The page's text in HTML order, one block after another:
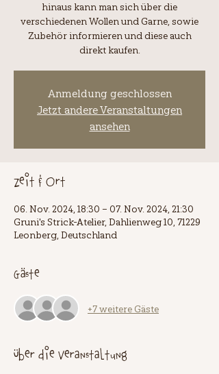
hinaus kann man sich über die
verschiedenen Wollen und Garne, sowie
Zubehör informieren und diese auch
Anmeldung geschlossen
Jetzt andere Veranstaltungen
ansehen
Zeit & Ort
06. Nov. 2024, 18:30 – 07. Nov. 2024, 21:30
Gruni's Strick-Atelier, Dahlienweg 10, 71229
Leonberg, Deutschland
Gäste
+7 weitere Gäste
Über die Veranstaltung